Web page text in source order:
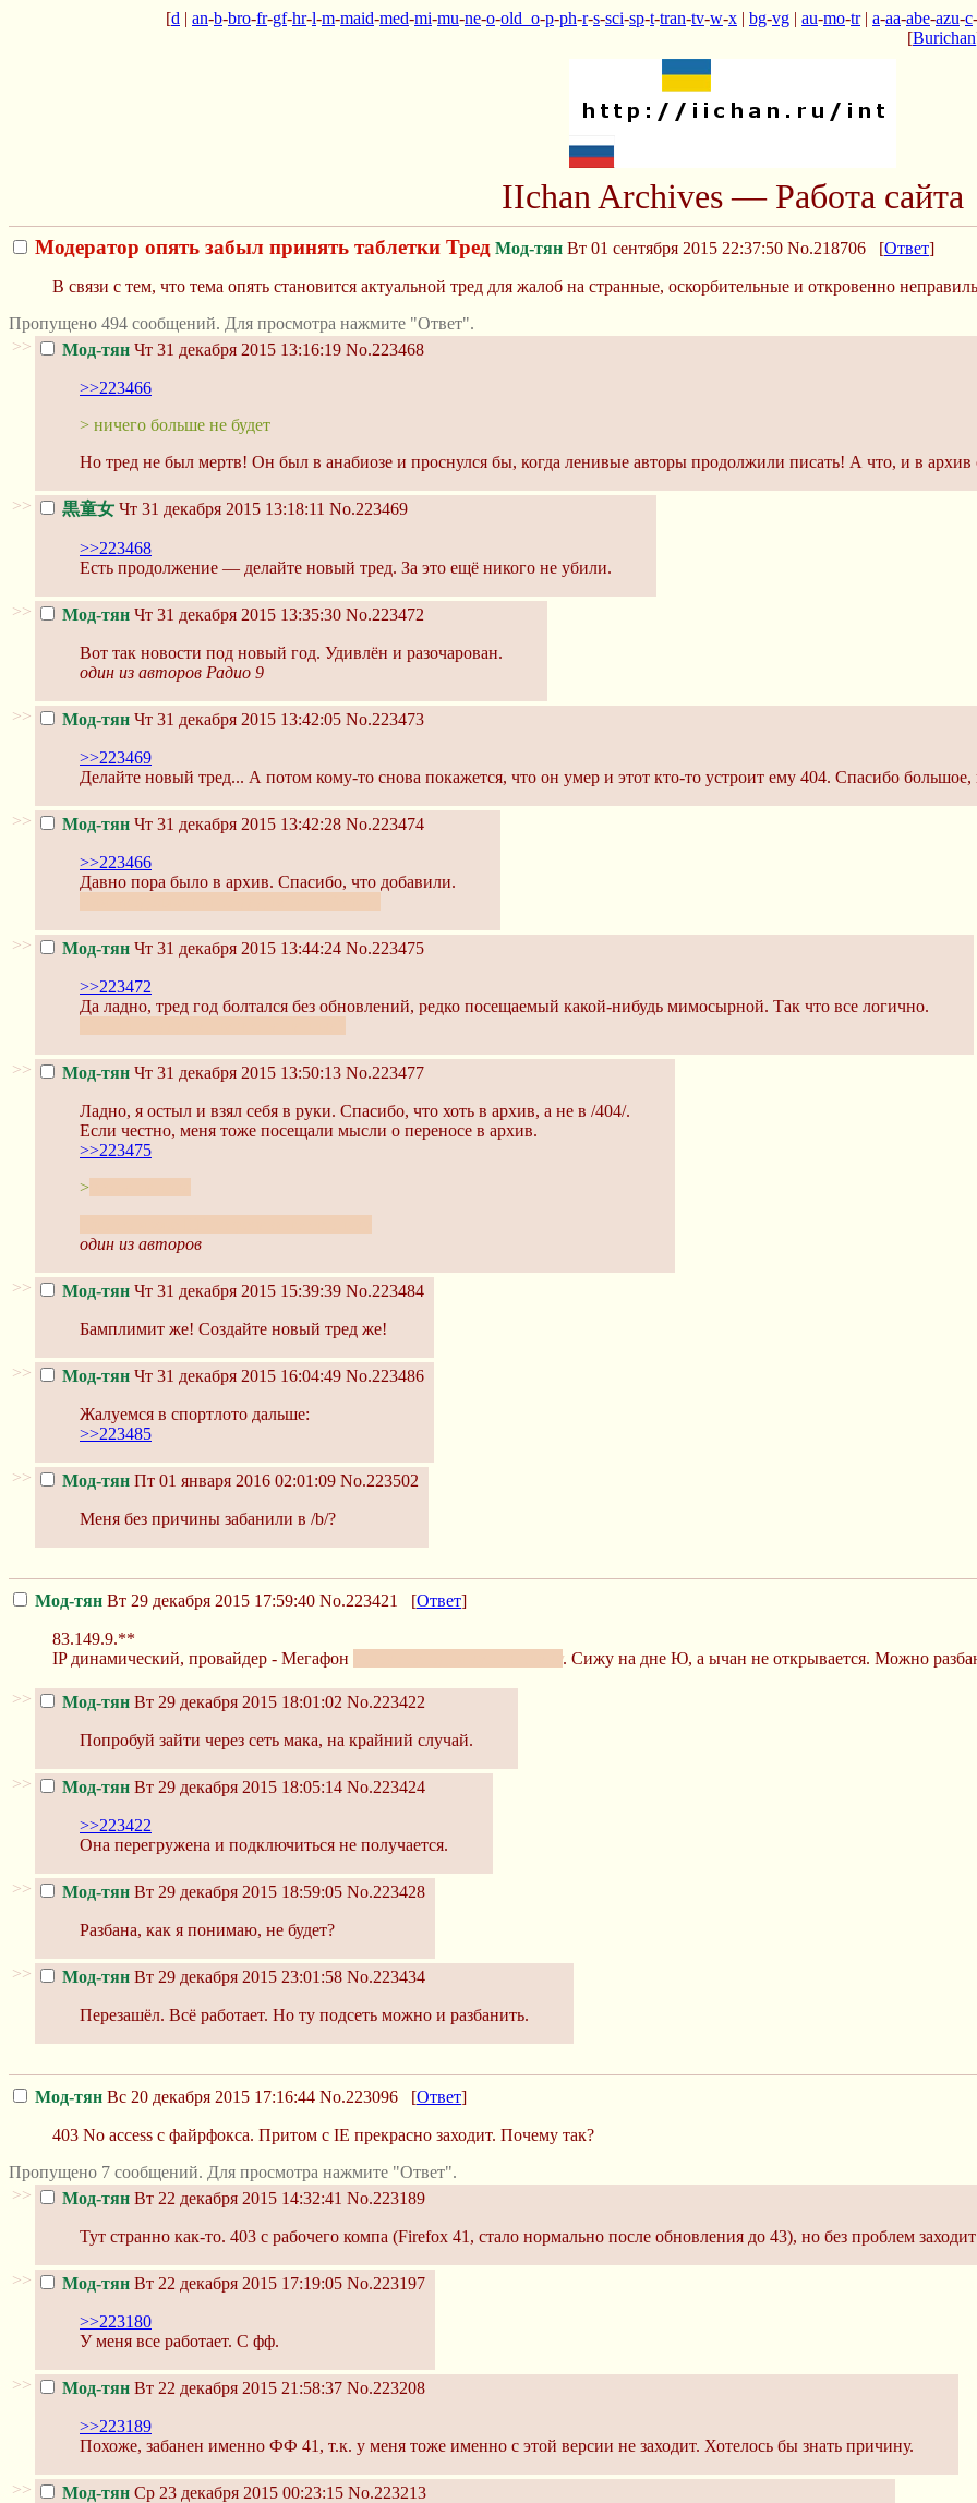
[d | an-b-bro-fr-gf-hr-l-m-maid-med-mi-mu-ne-o-old_o-p-ph-r-s-sci-sp-t-tran-tv-w-x | bg-vg | au-mo-tr| a-aa-abe-azu-c-
[Burichan
IIchan Archives — Работа сайта
Модератор опять забыл принять таблетки Тред Мод-тян Вт 01 сентября 2015 22:37:50 No.218706 [Ответ]
В связи с тем, что тема опять становится актуальной тред для жалоб на странные, оскорбительные и откровенно
Пропущено 494 сообщений. Для просмотра нажмите "Ответ".
>>
Мод-тян Чт 31 декабря 2015 13:16:19 No.223468
>>223466
> ничего больше не будет
Но тред не был мертв! Он был в анабиозе и проснулся бы, когда ленивые авторы продолжили писать! А что, и в архив
>> 黒童女 Чт 31 декабря 2015 13:18:11 No.223469
>>223468
Есть продолжение — делайте новый тред. За это ещё никого не убили.
>> Мод-тян Чт 31 декабря 2015 13:35:30 No.223472
Вот так новости под новый год. Удивлён и разочарован.
один из авторов Радио 9
>> Мод-тян Чт 31 декабря 2015 13:42:05 No.223473
>>223469
Делайте новый тред... А потом кому-то снова покажется, что он умер и этот кто-то устроит ему 404. Спасибо
>> Мод-тян Чт 31 декабря 2015 13:42:28 No.223474
>>223466
Давно пора было в архив. Спасибо, что добавили.
>> Мод-тян Чт 31 декабря 2015 13:44:24 No.223475
>>223472
Да ладно, тред год болтался без обновлений, редко посещаемый какой-нибудь мимосырной. Так что все логично.
>> Мод-тян Чт 31 декабря 2015 13:50:13 No.223477
Ладно, я остыл и взял себя в руки. Спасибо, что хоть в архив, а не в /404/.
Если честно, меня тоже посещали мысли о переносе в архив.
>>223475
>
один из авторов
>> Мод-тян Чт 31 декабря 2015 15:39:39 No.223484
Бамплимит же! Создайте новый тред же!
>> Мод-тян Чт 31 декабря 2015 16:04:49 No.223486
Жалуемся в спортлото дальше:
>>223485
>> Мод-тян Пт 01 января 2016 02:01:09 No.223502
Меня без причины забанили в /b/?
Мод-тян Вт 29 декабря 2015 17:59:40 No.223421 [Ответ]
83.149.9.**
IP динамический, провайдер - Мегафон
. Сижу на дне Ю, а ычан не открывается. Можно
>> Мод-тян Вт 29 декабря 2015 18:01:02 No.223422
Попробуй зайти через сеть мака, на крайний случай.
>> Мод-тян Вт 29 декабря 2015 18:05:14 No.223424
>>223422
Она перегружена и подключиться не получается.
>> Мод-тян Вт 29 декабря 2015 18:59:05 No.223428
Разбана, как я понимаю, не будет?
>> Мод-тян Вт 29 декабря 2015 23:01:58 No.223434
Перезашёл. Всё работает. Но ту подсеть можно и разбанить.
Мод-тян Вс 20 декабря 2015 17:16:44 No.223096 [Ответ]
403 No access с файрфокса. Притом с IE прекрасно заходит. Почему так?
Пропущено 7 сообщений. Для просмотра нажмите "Ответ".
>>
Мод-тян Вт 22 декабря 2015 14:32:41 No.223189
Тут странно как-то. 403 c рабочего компа (Firefox 41, стало нормально после обновления до 43), но без проблем
>> Мод-тян Вт 22 декабря 2015 17:19:05 No.223197
>>223180
У меня все работает. С фф.
>> Мод-тян Вт 22 декабря 2015 21:58:37 No.223208
>>223189
Похоже, забанен именно ФФ 41, т.к. у меня тоже именно с этой версии не заходит. Хотелось бы знать причину.
>> Мод-тян Ср 23 декабря 2015 00:23:15 No.223213